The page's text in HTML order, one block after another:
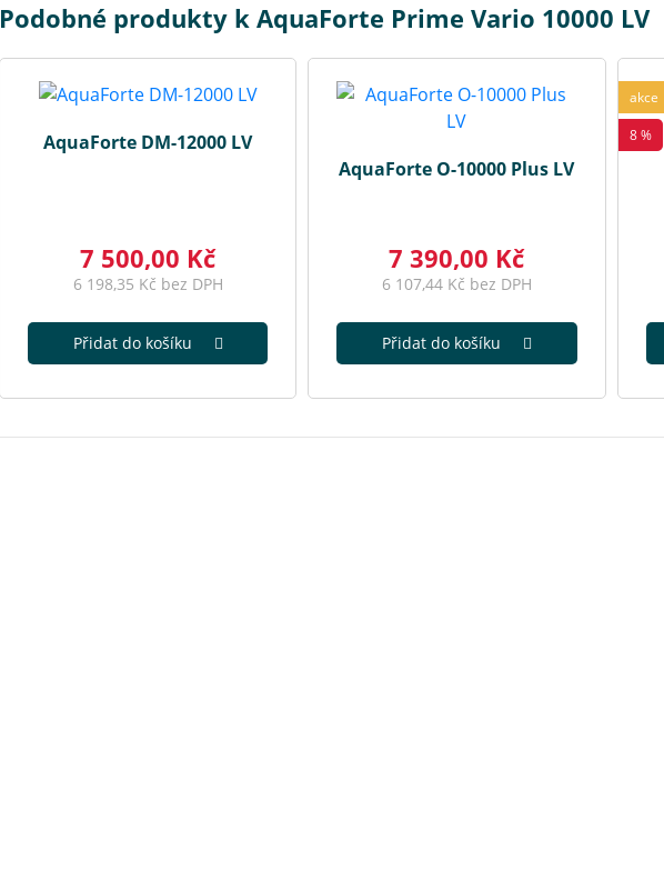
Podobné produkty k AquaForte Prime Vario 10000 LV
AquaForte DM-12000 LV
7 500,00 Kč
6 198,35 Kč bez DPH
Přidat do košíku
AquaForte O-10000 Plus LV
7 390,00 Kč
6 107,44 Kč bez DPH
Přidat do košíku
akce
8 %